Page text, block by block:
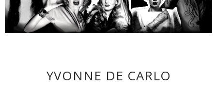
YVONNE DE CARLO